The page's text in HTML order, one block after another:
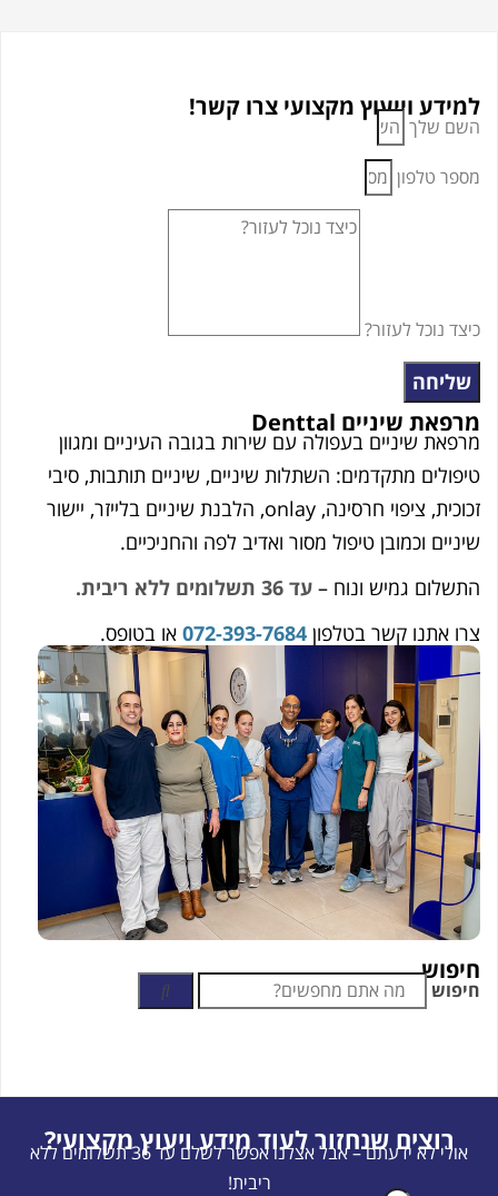
למידע וייעוץ מקצועי צרו קשר!
השם שלך
מספר טלפון
כיצד נוכל לעזור?
שליחה
מרפאת שיניים Denttal
מרפאת שיניים בעפולה עם שירות בגובה העיניים ומגוון
טיפולים מתקדמים: השתלות שיניים, שיניים תותבות, סיבי
זכוכית, ציפוי חרסינה, onlay, הלבנת שיניים בלייזר, יישור
שיניים וכמובן טיפול מסור ואדיב לפה והחניכיים.
התשלום גמיש ונוח – עד 36 תשלומים ללא ריבית.
צרו אתנו קשר בטלפון 072-393-7684 או בטופס.
חיפוש
חיפוש
רוצים שנחזור לעוד מידע ויעוץ מקצועי?
אולי לא ידעתם – אבל אצלנו אפשר לשלם עד 36 תשלומים ללא
ריבית!